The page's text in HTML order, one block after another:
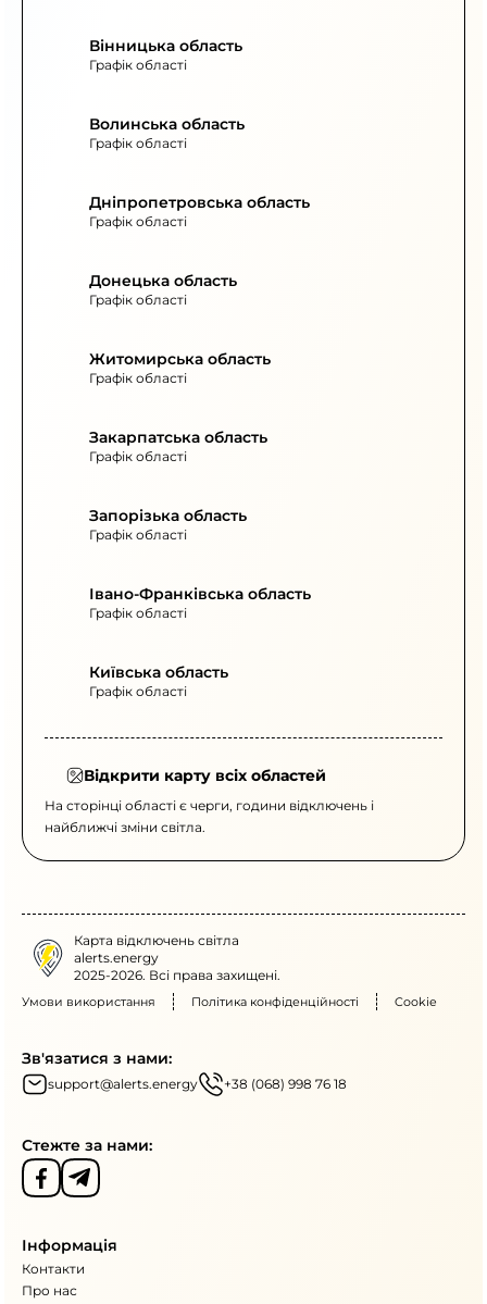
Вінницька область
Графік області
Волинська область
Графік області
Дніпропетровська область
Графік області
Донецька область
Графік області
Житомирська область
Графік області
Закарпатська область
Графік області
Запорізька область
Графік області
Івано-Франківська область
Графік області
Київська область
Графік області
Відкрити карту всіх областей
На сторінці області є черги, години відключень і
найближчі зміни світла.
Карта відключень світла
alerts.energy
2025-2026. Всі права захищені.
Умови використання Політика конфіденційності Cookie
Зв'язатися з нами:
support@alerts.energy +38 (068) 998 76 18
Стежте за нами:
Інформація
Контакти
Про нас